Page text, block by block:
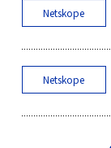
Netskope
Netskope